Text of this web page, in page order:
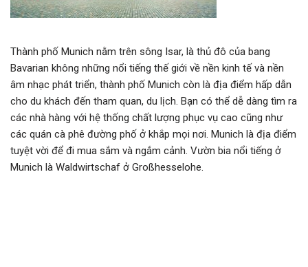
Thành phố Munich nằm trên sông Isar, là thủ đô của bang
Bavarian không những nổi tiếng thế giới về nền kinh tế và nền
âm nhạc phát triển, thành phố Munich còn là địa điểm hấp dẫn
cho du khách đến tham quan, du lịch. Bạn có thể dễ dàng tìm ra
các nhà hàng với hệ thống chất lượng phục vụ cao cũng như
các quán cà phê đường phố ở khắp mọi nơi. Munich là địa điểm
tuyệt vời để đi mua sắm và ngắm cảnh. Vườn bia nổi tiếng ở
Munich là Waldwirtschaf ở Großhesselohe.